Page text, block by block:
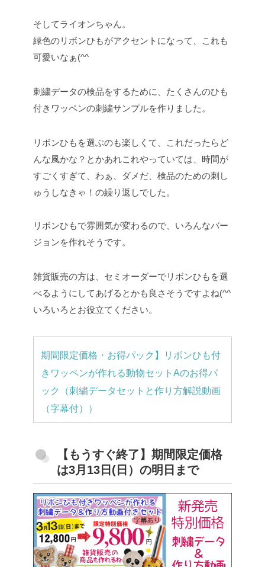
そしてライオンちゃん。
緑色のリボンひもがアクセントになって、これも
可愛いなぁ(^^
刺繍データの検品をするために、たくさんのひも
付きワッペンの刺繍サンプルを作りました。
リボンひもを選ぶのも楽しくて、これだったらど
んな風かな？とかあれこれやっていては、時間が
すごくすぎて、わぁ、ダメだ、検品のための刺し
ゅうしなきゃ！の繰り返しでした。
リボンひもで雰囲気が変わるので、いろんなバー
ジョンを作れそうです。
雑貨販売の方は、セミオーダーでリボンひもを選
べるようにしてあげるとかも良さそうですよね(^^
いろいろとお役立てください。
期間限定価格・お得パック】リボンひも付
きワッペンが作れる動物セットAのお得パ
ック（刺繍データセットと作り方解説動画
（字幕付））
【もうすぐ終了】期間限定価格
は3月13日(日）の明日まで